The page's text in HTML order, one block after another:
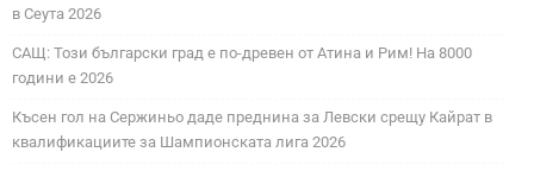
в Сеута 2026
САЩ: Този български град е по-древен от Атина и Рим! На 8000
години е 2026
Късен гол на Сержиньо даде преднина за Левски срещу Кайрат в
квалификациите за Шампионската лига 2026